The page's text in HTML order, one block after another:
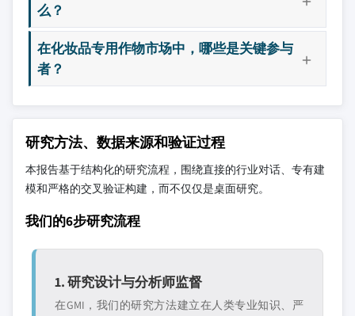
么？
在化妆品专用作物市场中，哪些是关键参与
者？
研究方法、数据来源和验证过程
本报告基于结构化的研究流程，围绕直接的行业对话、专有建
模和严格的交叉验证构建，而不仅仅是桌面研究。
我们的6步研究流程
1. 研究设计与分析师监督
在GMI，我们的研究方法建立在人类专业知识、严